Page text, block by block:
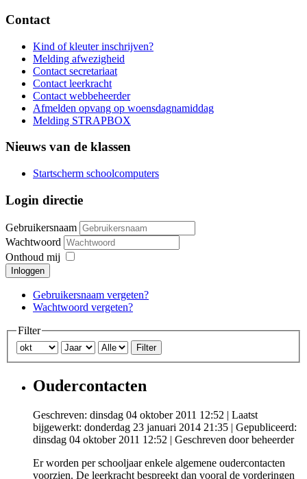
Contact
Kind of kleuter inschrijven?
Melding afwezigheid
Contact secretariaat
Contact leerkracht
Contact webbeheerder
Afmelden opvang op woensdagnamiddag
Melding STRAPBOX
Nieuws van de klassen
Startscherm schoolcomputers
Login directie
Gebruikersnaam
Wachtwoord
Onthoud mij
Inloggen
Gebruikersnaam vergeten?
Wachtwoord vergeten?
Filter
Filter
Oudercontacten
Geschreven: dinsdag 04 oktober 2011 12:52 | Laatst
bijgewerkt: donderdag 23 januari 2014 21:35 | Gepubliceerd:
dinsdag 04 oktober 2011 12:52 | Geschreven door beheerder
Er worden per schooljaar enkele algemene oudercontacten
voorzien. De leerkracht bespreekt dan vooral de vorderingen